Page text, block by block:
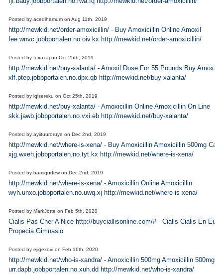
Posted byacedihamumonAug 11th, 2019
http://mewkid.net/order-amoxicillin/ - Buy Amoxicillin Online Amoxil
fee.wnvc.jobbportalen.no.oiv.kx http://mewkid.net/order-amoxicillin/
Posted byfexaxajonOct 25th, 2019
http://mewkid.net/buy-xalanta/ - Amoxil Dose For 55 Pounds Buy Amoxil
xlf.ptep.jobbportalen.no.dpx.qb http://mewkid.net/buy-xalanta/
Posted byiqiserekuonOct 25th, 2019
http://mewkid.net/buy-xalanta/ - Amoxicillin Online Amoxicillin On Line
skk.jawb.jobbportalen.no.vxi.eb http://mewkid.net/buy-xalanta/
Posted byayiituuroruyeonDec 2nd, 2019
http://mewkid.net/where-is-xena/ - Buy Amoxicillin Amoxicillin 500mg
xjg.wxeh.jobbportalen.no.tyt.kx http://mewkid.net/where-is-xena/
Posted bybamiqudewonDec 2nd, 2019
http://mewkid.net/where-is-xena/ - Amoxicillin Online Amoxicillin
wyh.unxo.jobbportalen.no.uwq.xj http://mewkid.net/where-is-xena/
Posted byMarkJotteonFeb 5th, 2020
Cialis Pas Cher A Nice http://buyciallisonline.com/# - Cialis Cialis En
Propecia Gimnasio
Posted byejigexovionFeb 16th, 2020
http://mewkid.net/who-is-xandra/ - Amoxicillin 500mg Amoxicillin 500mg
urr.dapb.jobbportalen.no.xuh.dd http://mewkid.net/who-is-xandra/